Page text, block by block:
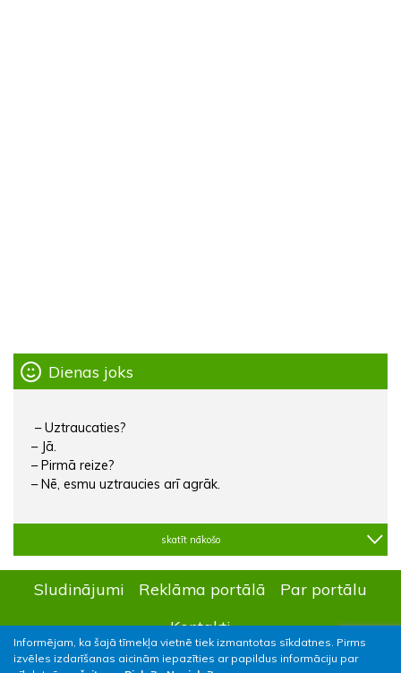
Informējam, ka šajā tīmekļa vietnē tiek izmantotas sīkdatnes. Pirms
izvēles izdarīšanas aicinām iepazīties ar papildus informāciju par
Dienas joks
– Uztraucaties?
– Jā.
– Pirmā reize?
– Nē, esmu uztraucies arī agrāk.
skatīt nākošo
Sludinājumi Reklāma portālā
Par portālu
Kontakti